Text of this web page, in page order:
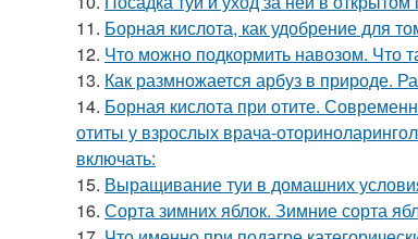
11. Борная кислота, как удобрение для
12. Что можно подкормить навозом. Что
13. Как размножается арбуз в природе.
14. Борная кислота при отите.
отиты у взрослых врача-
включать:
15. Выращивание туи в домашних
16. Сорта зимних яблок. Зимние сорта